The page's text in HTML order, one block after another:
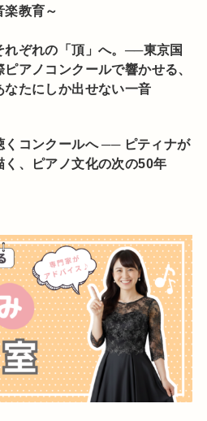
楽教育～
れぞれの「頂」へ。──東京国
ピアノコンクールで響かせる、
なたにしか出せない一音
くコンクールへ ── ピティナが
く、ピアノ文化の次の50年